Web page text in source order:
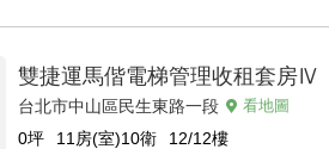
雙捷運馬偕電梯管理收租套房Ⅳ
台北市中山區民生東路一段 看地圖
0坪 11房(室)10衛 12/12樓